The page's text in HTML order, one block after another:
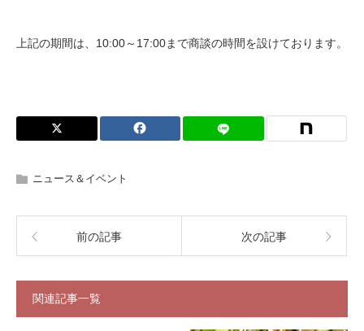
上記の期間は、10:00～17:00まで商談の時間を設けております。
ニュース＆イベント
前の記事 次の記事
関連記事一覧